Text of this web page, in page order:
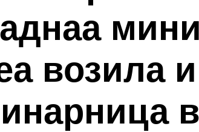
возила и